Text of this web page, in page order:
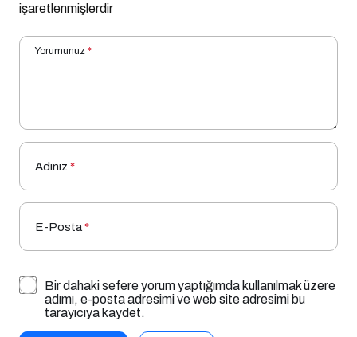
işaretlenmişlerdir
Yorumunuz *
Adınız *
E-Posta*
Bir dahaki sefere yorum yaptığımda kullanılmak üzere
adımı, e-posta adresimi ve web site adresimi bu
tarayıcıya kaydet.